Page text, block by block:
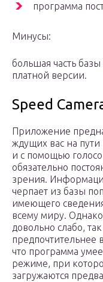
программа
Минусы:
большая часть
платной версии.
Speed
Приложение
ждущих вас на пути
и с помощью
обязательно
зрения.
черпает из базы
имеющего
всему миру.
довольно слабо,
предпочтительнее
что программа
режиме, при
загружаются